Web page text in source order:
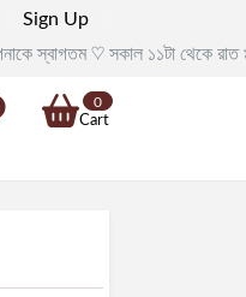
Sign Up
১১টা থেকে রাত ৯টা পর্যন্ত
Cart
0